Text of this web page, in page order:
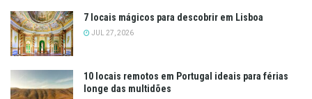
7 locais mágicos para descobrir em Lisboa
JUL 27, 2026
10 locais remotos em Portugal ideais para férias
longe das multidões